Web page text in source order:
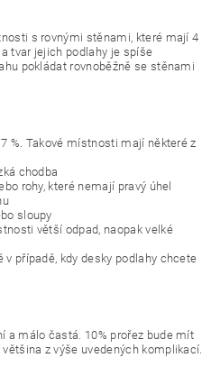
s rovnými stěnami, které mají 4
tvar jejich podlahy je spíše
pokládat rovnoběžně se stěnami
%. Takové místnosti mají některé z
chodba
rohy, které nemají pravý úhel
sloupy
větší odpad, naopak velké
případě, kdy desky podlahy chcete
a málo častá. 10% prořez bude mít
z výše uvedených komplikací.